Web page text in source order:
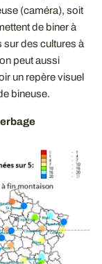
(caméra), soit
de biner à
des cultures à
peut aussi
un repère visuel
bineuse.